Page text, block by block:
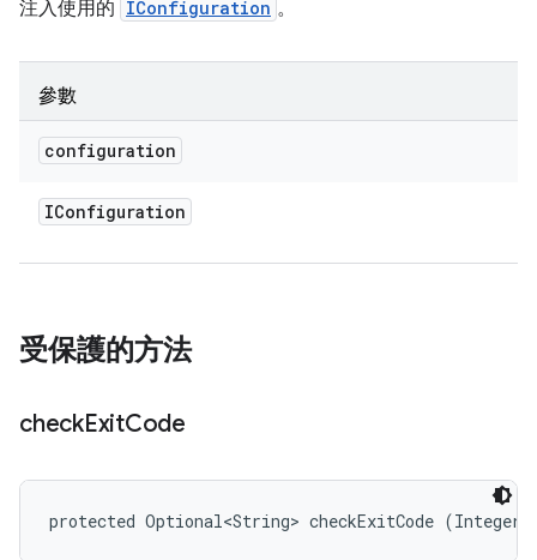
注入使用的 IConfiguration 。
參數
configuration
IConfiguration
受保護的方法
checkExitCode
protected Optional<String> checkExitCode (Integer